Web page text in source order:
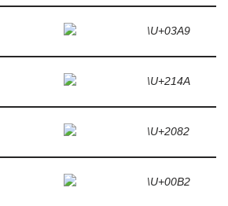
\U+03A9
\U+214A
\U+2082
\U+00B2